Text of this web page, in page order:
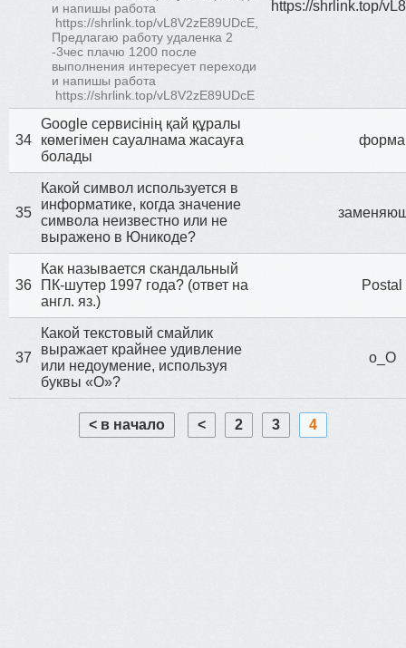
и напишы работа
https://shrlink.top/vL8V2zE89UDcE,
Предлагаю работу удаленка 2
-3чес плачю 1200 после
выполнения интересует переходи
и напишы работа
https://shrlink.top/vL8V2zE89UDcE
https://shrlink.top/
34
Google сервисінің қай құралы
көмегімен сауалнама жасауға
болады
форма
35
Какой символ используется в
информатике, когда значение
символа неизвестно или не
выражено в Юникоде?
36
Как называется скандальный
ПК-шутер 1997 года? (ответ на
англ. яз.)
Postal
37
Какой текстовый смайлик
выражает крайнее удивление
или недоумение, используя
буквы «О»?
о_О
< в начало < 2 3 4